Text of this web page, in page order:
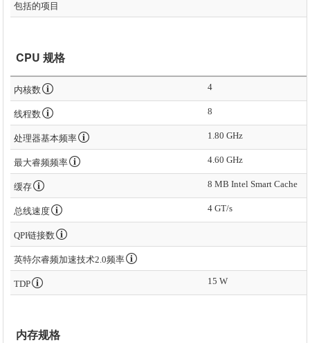
包括的项目
CPU 规格
内核数 4
线程数 8
处理器基本频率 1.80 GHz
最大睿频频率 4.60 GHz
缓存 8 MB Intel Smart Cache
总线速度 4 GT/s
QPI链接数
英特尔睿频加速技术2.0频率
TDP 15 W
内存规格